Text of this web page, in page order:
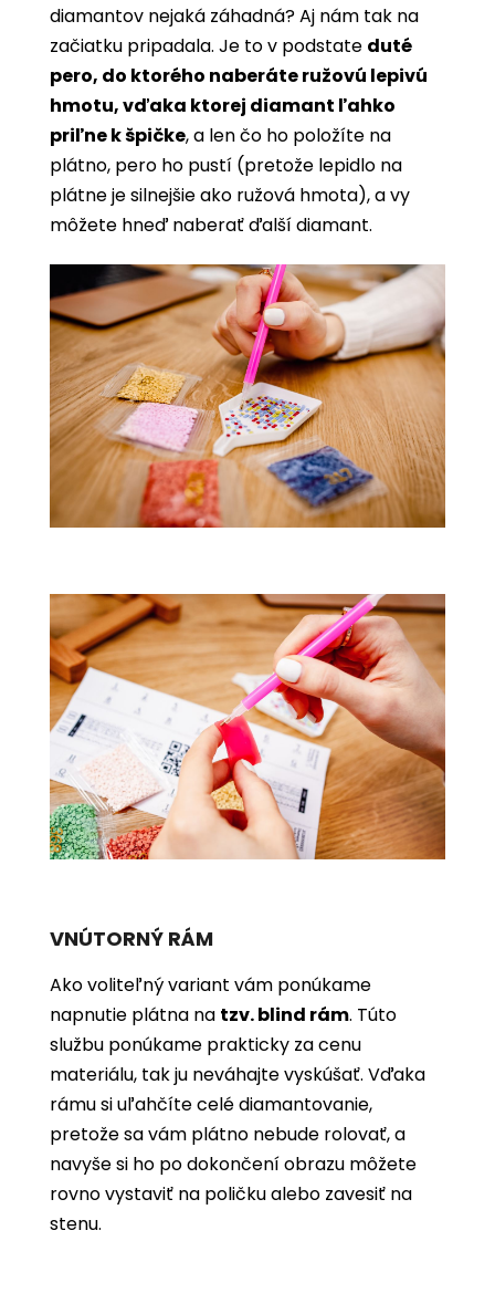
diamantov nejaká záhadná? Aj nám tak na
začiatku pripadala. Je to v podstate duté
pero, do ktorého naberáte ružovú lepivú
hmotu, vďaka ktorej diamant ľahko
priľne k špičke, a len čo ho položíte na
plátno, pero ho pustí (pretože lepidlo na
plátne je silnejšie ako ružová hmota), a vy
môžete hneď naberať ďalší diamant.
VNÚTORNÝ RÁM
Ako voliteľný variant vám ponúkame
napnutie plátna na tzv. blind rám. Túto
službu ponúkame prakticky za cenu
materiálu, tak ju neváhajte vyskúšať. Vďaka
rámu si uľahčíte celé diamantovanie,
pretože sa vám plátno nebude rolovať, a
navyše si ho po dokončení obrazu môžete
rovno vystaviť na poličku alebo zavesiť na
stenu.